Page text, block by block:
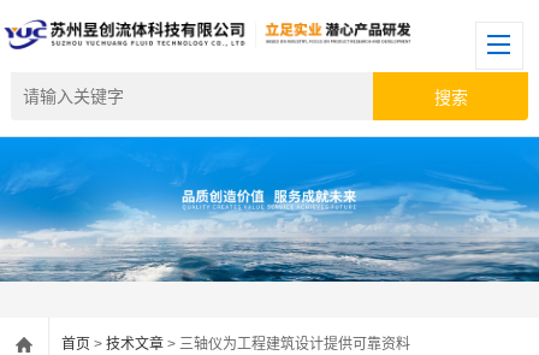
首页 > 技术文章 > 三轴仪为工程建筑设计提供可靠资料